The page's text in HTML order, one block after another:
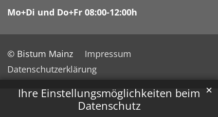
Ihre Einstellungsmöglichkeiten beim
Datenschutz
✕
Mo+Di und Do+Fr 08:00-12:00h
© Bistum Mainz
Impressum
Datenschutzerklärung